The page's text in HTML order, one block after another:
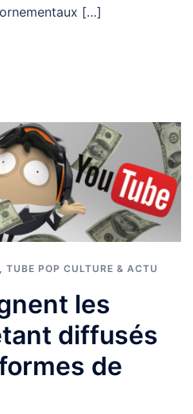
[…]
, TUBE POP CULTURE & ACTU
les
diffusés
de